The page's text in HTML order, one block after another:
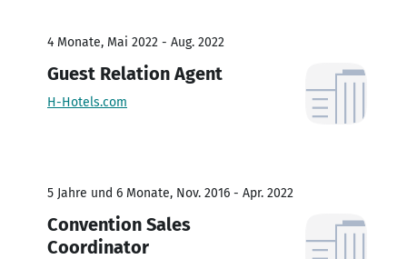
4 Monate, Mai 2022 - Aug. 2022
Guest Relation Agent
H-Hotels.com
5 Jahre und 6 Monate, Nov. 2016 - Apr. 2022
Convention Sales
Coordinator